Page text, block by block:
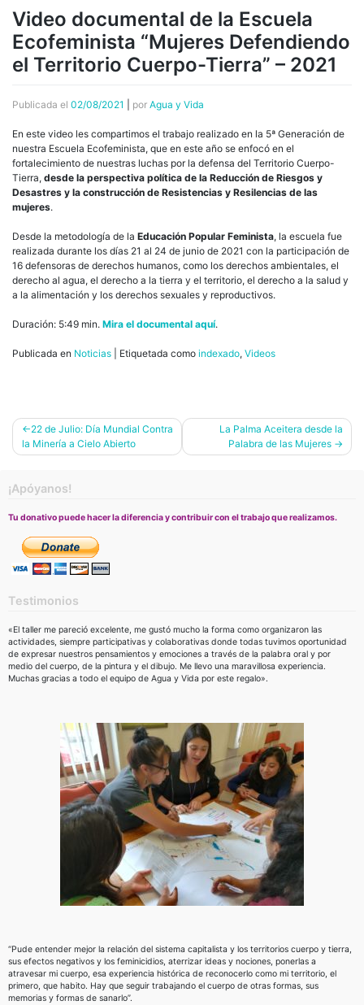
Video documental de la Escuela
Ecofeminista “Mujeres Defendiendo
el Territorio Cuerpo-Tierra” – 2021
Publicada el 02/08/2021 por Agua y Vida
En este video les compartimos el trabajo realizado en la 5ª Generación de
nuestra Escuela Ecofeminista, que en este año se enfocó en el
fortalecimiento de nuestras luchas por la defensa del Territorio Cuerpo-
Tierra, desde la perspectiva política de la Reducción de Riesgos y
Desastres y la construcción de Resistencias y Resilencias de las
mujeres.
Desde la metodología de la Educación Popular Feminista, la escuela fue
realizada durante los días 21 al 24 de junio de 2021 con la participación de
16 defensoras de derechos humanos, como los derechos ambientales, el
derecho al agua, el derecho a la tierra y el territorio, el derecho a la salud y
a la alimentación y los derechos sexuales y reproductivos.
Duración: 5:49 min. Mira el documental aquí.
Publicada en Noticias Etiquetada como indexado, Videos
Navegación
de
entradas
22 de Julio: Día Mundial Contra
la Minería a Cielo Abierto
La Palma Aceitera desde la
Palabra de las Mujeres
¡Apóyanos!
Tu donativo puede hacer la diferencia y contribuir con el trabajo que realizamos.
Testimonios
«El taller me pareció excelente, me gustó mucho la forma como organizaron las
actividades, siempre participativas y colaborativas donde todas tuvimos oportunidad
de expresar nuestros pensamientos y emociones a través de la palabra oral y por
medio del cuerpo, de la pintura y el dibujo. Me llevo una maravillosa experiencia.
Muchas gracias a todo el equipo de Agua y Vida por este regalo».
“Pude entender mejor la relación del sistema capitalista y los territorios cuerpo y tierra,
sus efectos negativos y los feminicidios, aterrizar ideas y nociones, ponerlas a
atravesar mi cuerpo, esa experiencia histórica de reconocerlo como mi territorio, el
primero, que habito. Hay que seguir trabajando el cuerpo de otras formas, sus
memorias y formas de sanarlo”.